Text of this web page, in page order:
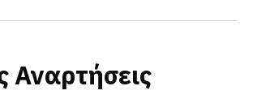
Αναρτήσεις